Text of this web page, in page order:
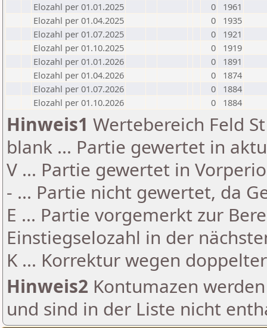
Elozahl per 01.01.2025
0
1961
Elozahl per 01.04.2025
0
1935
Elozahl per 01.07.2025
0
1921
Elozahl per 01.10.2025
0
1919
Elozahl per 01.01.2026
0
1891
Elozahl per 01.04.2026
0
1874
Elozahl per 01.07.2026
0
1884
Elozahl per 01.10.2026
0 1884
Hinweis1 Wertebereich Feld
blank ... Partie gewertet in
V ... Partie gewertet in
- ... Partie nicht gewertet, da
E ... Partie vorgemerkt zur
Einstiegselozahl in der
K ... Korrektur wegen
Hinweis2 Kontumazen
und sind in der Liste nicht